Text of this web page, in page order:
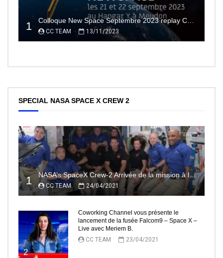
1 CC TEAM 13/11/2023
SPECIAL NASA SPACE X CREW 2
1 NASA’s SpaceX Crew-2 Arrivée de la mission à la Station Spatiale Internationale Partie2
CC TEAM 24/04/2021
2
Coworking Channel vous présente le
lancement de la fusée Falcom9 – Space X –
Live avec Meriem B.
CC TEAM
23/04/2021